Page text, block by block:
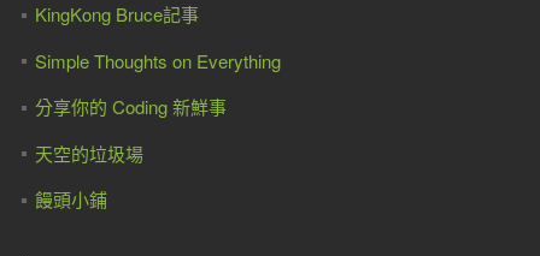
KingKong Bruce記事
Simple Thoughts on Everything
分享你的 Coding 新鮮事
天空的垃圾場
饅頭小鋪